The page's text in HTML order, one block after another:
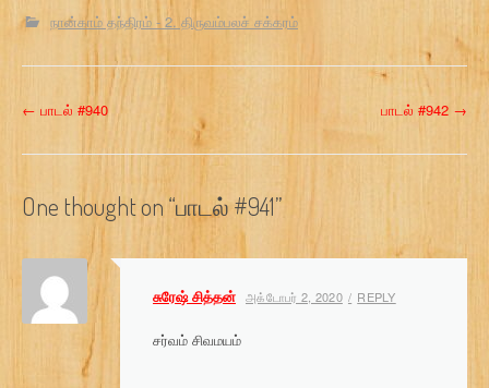
நான்காம் தந்திரம் - 2. திருவம்பலச் சக்கரம்
P
o
s
n
a
← பாடல் #940 பாடல் #942 →
One thought on “பாடல் #941”
சுரேஷ் சித்தன் அக்டோபர் 2, 2020 REPLY
சர்வம் சிவமயம்